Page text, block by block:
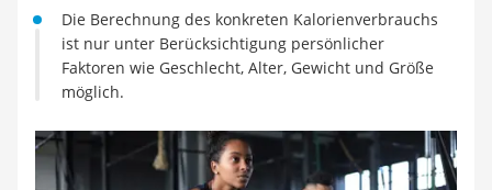
Die Berechnung des konkreten Kalorienverbrauchs
ist nur unter Berücksichtigung persönlicher
Faktoren wie Geschlecht, Alter, Gewicht und Größe
möglich.